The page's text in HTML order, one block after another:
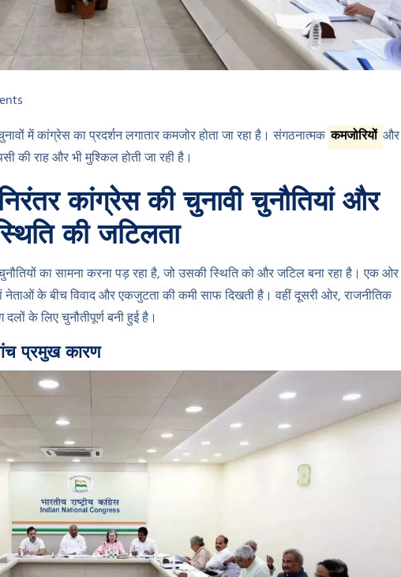
में कांग्रेस का प्रदर्शन लगातार कमजोर होता जा रहा है। संगठनात्मक कमजोरियों और
की राह और भी मुश्किल होती जा रही है।
कांग्रेस की चुनावी चुनौतियां और
की जटिलता
चुनौतियों का सामना करना पड़ रहा है, जो उसकी स्थिति को और जटिल बना रहा है। एक ओर
नेताओं के बीच विवाद और एकजुटता की कमी साफ दिखती है। वहीं दूसरी ओर, राजनीतिक
के लिए चुनौतीपूर्ण बनी हुई है।
प्रमुख कारण